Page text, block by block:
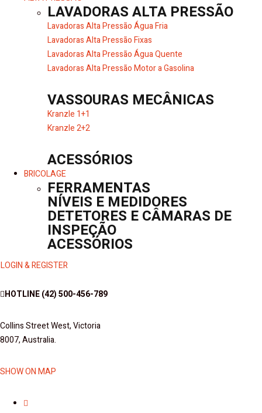
LAVADORAS ALTA PRESSÃO
Lavadoras Alta Pressão Água Fria
Lavadoras Alta Pressão Fixas
Lavadoras Alta Pressão Água Quente
Lavadoras Alta Pressão Motor a Gasolina
VASSOURAS MECÂNICAS
Kranzle 1+1
Kranzle 2+2
ACESSÓRIOS
BRICOLAGE
FERRAMENTAS
NÍVEIS E MEDIDORES
DETETORES E CÂMARAS DE
INSPEÇÃO
ACESSÓRIOS
LOGIN & REGISTER
HOTLINE(42) 500-456-789
Collins Street West, Victoria
8007, Australia.
SHOW ON MAP